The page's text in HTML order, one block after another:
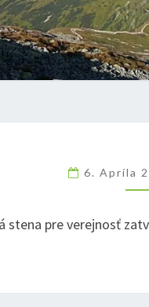
6. Apríla
stena pre verejnosť